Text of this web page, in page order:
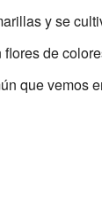
y se
de
que vemos